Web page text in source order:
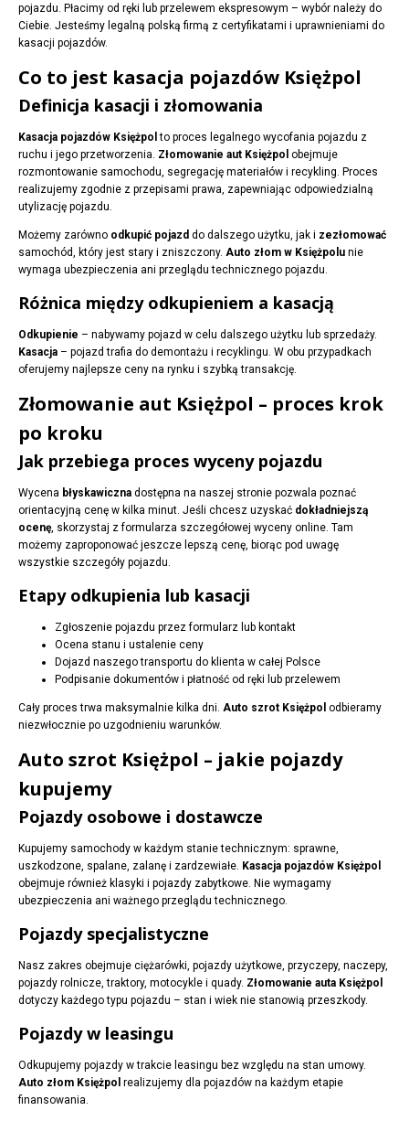
pojazdu. Płacimy od ręki lub przelewem ekspresowym – wybór należy do
Ciebie. Jesteśmy legalną polską firmą z certyfikatami i uprawnieniami do
kasacji pojazdów.
Co to jest kasacja pojazdów Księżpol
Definicja kasacji i złomowania
Kasacja pojazdów Księżpol to proces legalnego wycofania pojazdu z
ruchu i jego przetworzenia. Złomowanie aut Księżpol obejmuje
rozmontowanie samochodu, segregację materiałów i recykling. Proces
realizujemy zgodnie z przepisami prawa, zapewniając odpowiedzialną
utylizację pojazdu.
Możemy zarówno odkupić pojazd do dalszego użytku, jak i zezłomować
samochód, który jest stary i zniszczony. Auto złom w Księżpolu nie
wymaga ubezpieczenia ani przeglądu technicznego pojazdu.
Różnica między odkupieniem a kasacją
Odkupienie – nabywamy pojazd w celu dalszego użytku lub sprzedaży.
Kasacja – pojazd trafia do demontażu i recyklingu. W obu przypadkach
oferujemy najlepsze ceny na rynku i szybką transakcję.
Złomowanie aut Księżpol – proces krok
po kroku
Jak przebiega proces wyceny pojazdu
Wycena błyskawiczna dostępna na naszej stronie pozwala poznać
orientacyjną cenę w kilka minut. Jeśli chcesz uzyskać dokładniejszą
ocenę, skorzystaj z formularza szczegółowej wyceny online. Tam
możemy zaproponować jeszcze lepszą cenę, biorąc pod uwagę
wszystkie szczegóły pojazdu.
Etapy odkupienia lub kasacji
Zgłoszenie pojazdu przez formularz lub kontakt
Ocena stanu i ustalenie ceny
Dojazd naszego transportu do klienta w całej Polsce
Podpisanie dokumentów i płatność od ręki lub przelewem
Cały proces trwa maksymalnie kilka dni. Auto szrot Księżpol odbieramy
niezwłocznie po uzgodnieniu warunków.
Auto szrot Księżpol – jakie pojazdy
kupujemy
Pojazdy osobowe i dostawcze
Kupujemy samochody w każdym stanie technicznym: sprawne,
uszkodzone, spalane, zalanę i zardzewiałe. Kasacja pojazdów Księżpol
obejmuje również klasyki i pojazdy zabytkowe. Nie wymagamy
ubezpieczenia ani ważnego przeglądu technicznego.
Pojazdy specjalistyczne
Nasz zakres obejmuje ciężarówki, pojazdy użytkowe, przyczepy, naczepy,
pojazdy rolnicze, traktory, motocykle i quady. Złomowanie auta Księżpol
dotyczy każdego typu pojazdu – stan i wiek nie stanowią przeszkody.
Pojazdy w leasingu
Odkupujemy pojazdy w trakcie leasingu bez względu na stan umowy.
Auto złom Księżpol realizujemy dla pojazdów na każdym etapie
finansowania.